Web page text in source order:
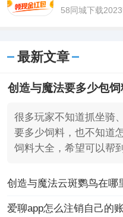
58同城下载
有，对于招
最新文章
创造与魔法要多少包
很多玩家不知道抓坐骑
要多少饲料，也不知道
饲料大全，希望可以帮
创造与魔法云斑鹦鸟在哪
爱聊app怎么注销自己的